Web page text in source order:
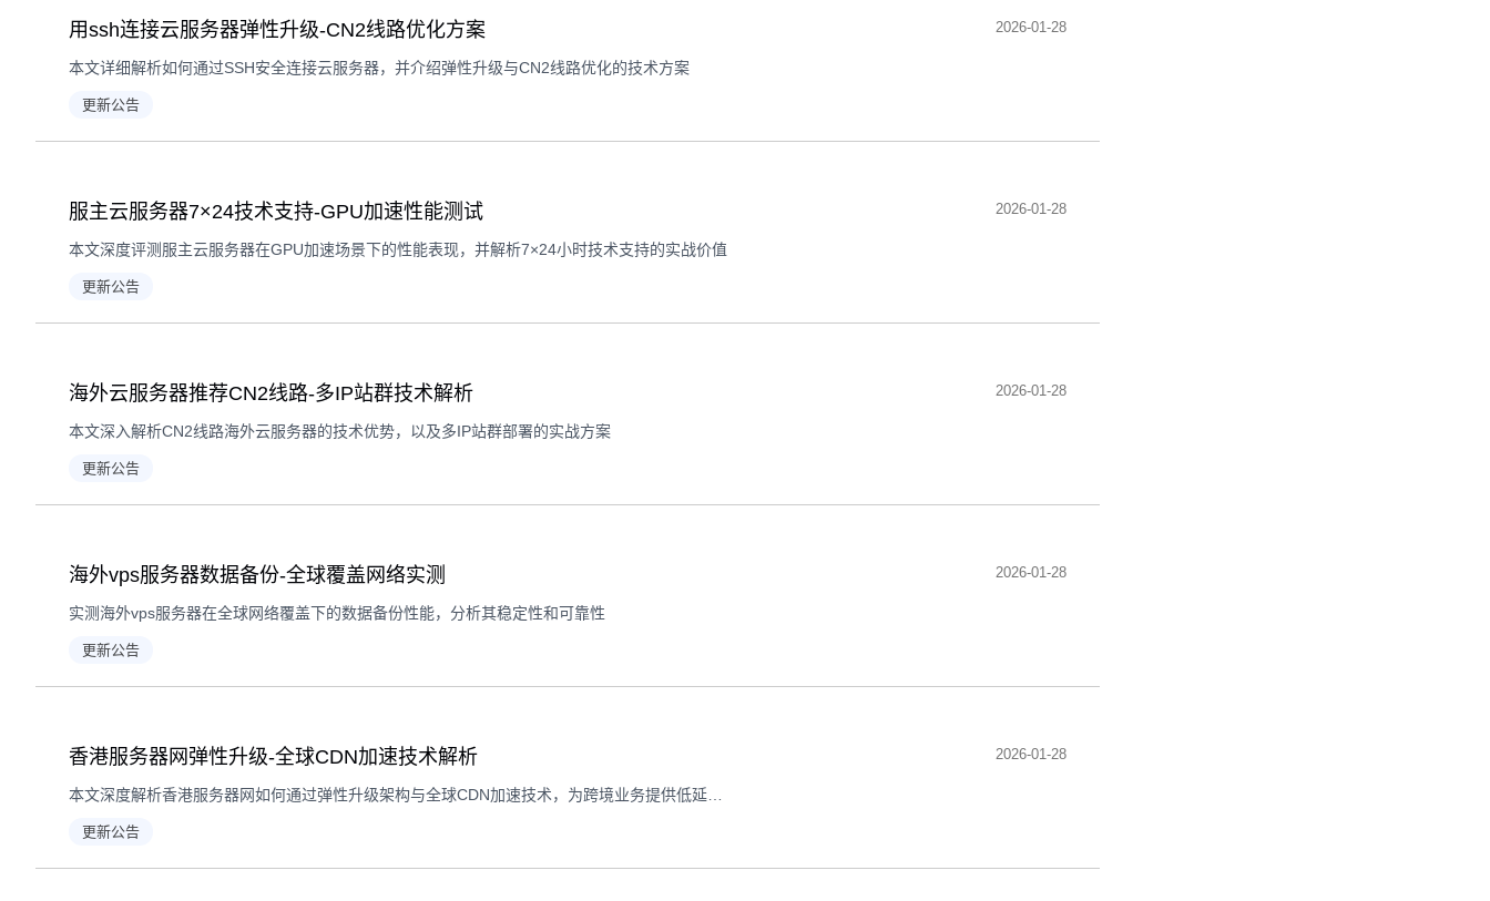
用ssh连接云服务器弹性升级-CN2线路优化方案
本文详细解析如何通过SSH安全连接云服务器，并介绍弹性升级与CN2线路优化的技术方案
更新公告
2026-01-28
服主云服务器7×24技术支持-GPU加速性能测试
本文深度评测服主云服务器在GPU加速场景下的性能表现，并解析7×24小时技术支持的实战价值
更新公告
2026-01-28
海外云服务器推荐CN2线路-多IP站群技术解析
本文深入解析CN2线路海外云服务器的技术优势，以及多IP站群部署的实战方案
更新公告
2026-01-28
海外vps服务器数据备份-全球覆盖网络实测
实测海外vps服务器在全球网络覆盖下的数据备份性能，分析其稳定性和可靠性
更新公告
2026-01-28
香港服务器网弹性升级-全球CDN加速技术解析
更新公告
2026-01-28